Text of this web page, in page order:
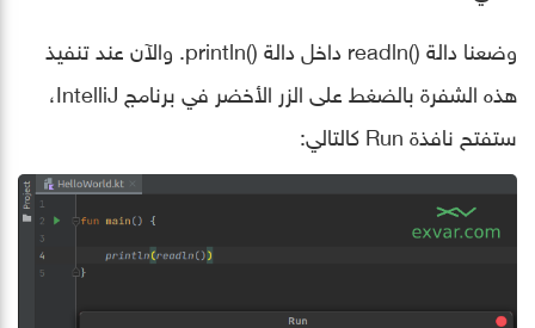
وضعنا دالة ()readln داخل دالة ()println. والآن عند تنفيذ
هذه الشفرة بالضغط على الزر الأخضر في برنامج IntelliJ،
ستفتح نافذة Run كالتالي: